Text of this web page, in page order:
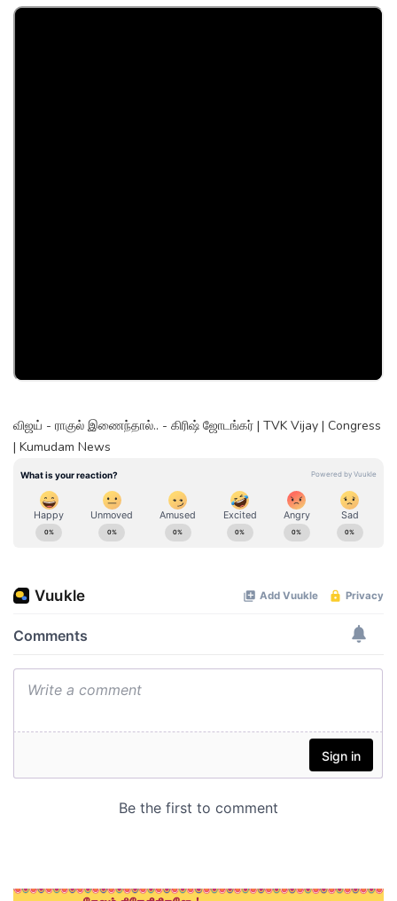
விஜய் - ராகுல் இணைந்தால்.. - கிரிஷ் ஜோடங்கர் | TVK Vijay | Congress
| Kumudam News